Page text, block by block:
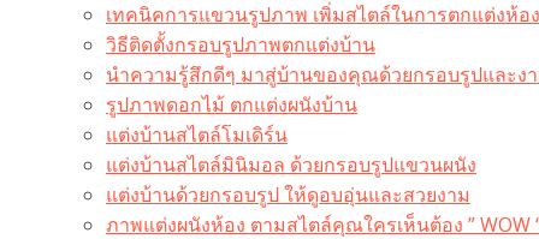
เทคนิคการแขวนรูปภาพ เพิ่มสไตล์ในการตกแต่งห้อง
วิธีติดตั้งกรอบรูปภาพตกแต่งบ้าน
นำความรู้สึกดีๆ มาสู่บ้านของคุณด้วยกรอบรูปและง
รูปภาพดอกไม้ ตกแต่งผนังบ้าน
แต่งบ้านสไตล์โมเดิร์น
แต่งบ้านสไตล์มินิมอล ด้วยกรอบรูปแขวนผนัง
แต่งบ้านด้วยกรอบรูป ให้ดูอบอุ่นและสวยงาม
ภาพแต่งผนังห้อง ตามสไตล์คุณใครเห็นต้อง ” WOW